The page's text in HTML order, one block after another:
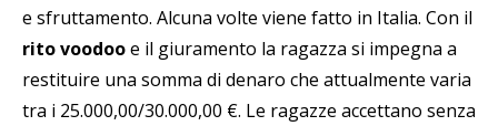
e sfruttamento. Alcuna volte viene fatto in Italia. Con il
rito voodooe il giuramento la ragazza si impegna a
restituire una somma di denaro che attualmente varia
tra i 25.000,00/30.000,00 €. Le ragazze accettano senza